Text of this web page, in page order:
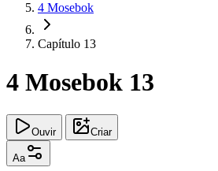
4 Mosebok
Capítulo 13
4 Mosebok 13
Ouvir Criar
Aa